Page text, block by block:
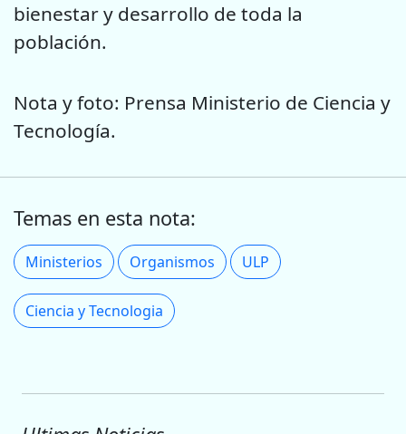
bienestar y desarrollo de toda la
población.
Nota y foto: Prensa Ministerio de Ciencia y
Tecnología.
Temas en esta nota:
Ministerios Organismos ULP
Ciencia y Tecnologia